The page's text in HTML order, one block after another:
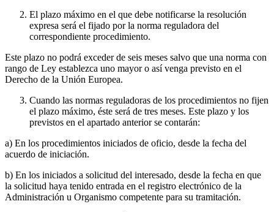
El plazo máximo en el que debe notificarse la resolución
expresa será el fijado por la norma reguladora del
correspondiente procedimiento.
Este plazo no podrá exceder de seis meses salvo que una norma con
rango de Ley establezca uno mayor o así venga previsto en el
Derecho de la Unión Europea.
Cuando las normas reguladoras de los procedimientos no fijen
el plazo máximo, éste será de tres meses. Este plazo y los
previstos en el apartado anterior se contarán:
a) En los procedimientos iniciados de oficio, desde la fecha del
acuerdo de iniciación.
b) En los iniciados a solicitud del interesado, desde la fecha en que
la solicitud haya tenido entrada en el registro electrónico de la
Administración u Organismo competente para su tramitación.